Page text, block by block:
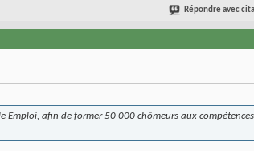
Répondre avec
afin de former 50 000 chômeurs aux